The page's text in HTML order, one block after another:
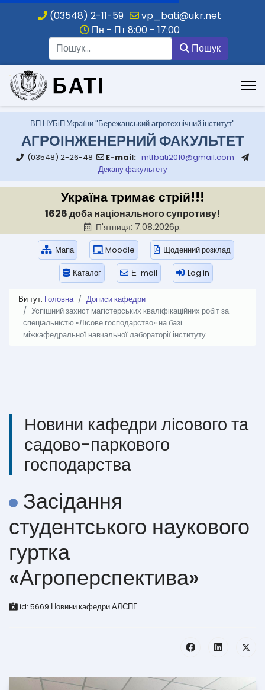
(03548) 2-11-59
vp_bati@ukr.net
Пн - Пт 8:00 - 17:00
Пошук
.
ВП НУБіП України "Бережанський агротехнічний інститут"
АГРОІНЖЕНЕРНИЙ ФАКУЛЬТЕТ
(03548) 2-26-48 E-mail: mtfbati2010@gmail.com
Декану факультету
Україна тримає стрій!!!
1626 доба національного супротиву!
П'ятниця: 7.08.2026р.
Мапа Moodle Щоденний розклад
Каталог Е-mail Log in
Ви тут: Головна
Дописи кафедри
Успішний захист магістерських кваліфікаційних робіт за
спеціальністю «Лісове господарство» на базі
міжкафедральної навчальної лабораторії інституту
Новини кафедри лісового та
садово-паркового
господарства
Засідання
студентського наукового
гуртка
«Агроперспектива»
id: 5669 Новини кафедри АЛСПГ